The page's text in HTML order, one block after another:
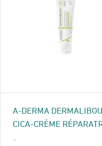
A-DERMA
CICA-CRÈME